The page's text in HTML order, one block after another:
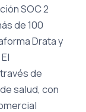
SOC 2
de 100
Drata y
de
salud, con